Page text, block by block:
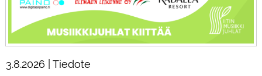
3.8.2026 | Tiedote